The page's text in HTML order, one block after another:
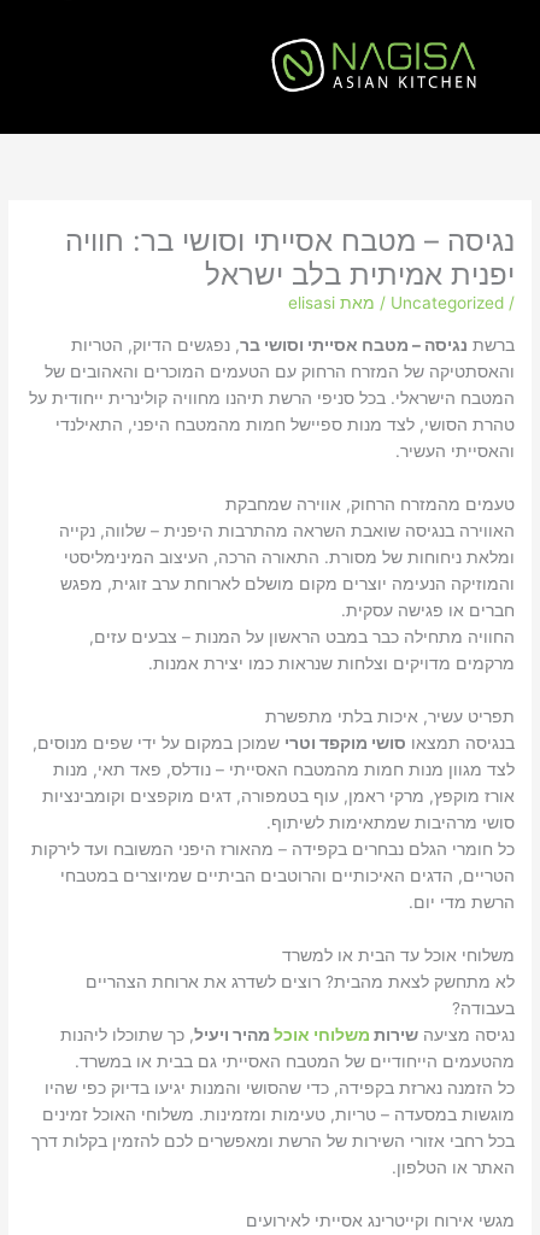
נגיסה – מטבח אסייתי וסושי בר: חוויה
יפנית אמיתית בלב ישראל
/
Uncategorized / מאתelisasi
ברשת נגיסה – מטבח אסייתי וסושי בר, נפגשים הדיוק, הטריות
והאסתטיקה של המזרח הרחוק עם הטעמים המוכרים והאהובים של
המטבח הישראלי. בכל סניפי הרשת תיהנו מחוויה קולינרית ייחודית על
טהרת הסושי, לצד מנות ספיישל חמות מהמטבח היפני, התאילנדי
והאסייתי העשיר.
טעמים מהמזרח הרחוק, אווירה שמחבקת
האווירה בנגיסה שואבת השראה מהתרבות היפנית – שלווה, נקייה
ומלאת ניחוחות של מסורת. התאורה הרכה, העיצוב המינימליסטי
והמוזיקה הנעימה יוצרים מקום מושלם לארוחת ערב זוגית, מפגש
חברים או פגישה עסקית.
החוויה מתחילה כבר במבט הראשון על המנות – צבעים עזים,
מרקמים מדויקים וצלחות שנראות כמו יצירת אמנות.
תפריט עשיר, איכות בלתי מתפשרת
בנגיסה תמצאו סושי מוקפד וטרי שמוכן במקום על ידי שפים מנוסים,
לצד מגוון מנות חמות מהמטבח האסייתי – נודלס, פאד תאי, מנות
אורז מוקפץ, מרקי ראמן, עוף בטמפורה, דגים מוקפצים וקומבינציות
סושי מרהיבות שמתאימות לשיתוף.
כל חומרי הגלם נבחרים בקפידה – מהאורז היפני המשובח ועד לירקות
הטריים, הדגים האיכותיים והרוטבים הביתיים שמיוצרים במטבחי
הרשת מדי יום.
משלוחי אוכל עד הבית או למשרד
לא מתחשק לצאת מהבית? רוצים לשדרג את ארוחת הצהריים
בעבודה?
נגיסה מציעהשירות משלוחי אוכל מהיר ויעיל, כך שתוכלו ליהנות
מהטעמים הייחודיים של המטבח האסייתי גם בבית או במשרד.
כל הזמנה נארזת בקפידה, כדי שהסושי והמנות יגיעו בדיוק כפי שהיו
מוגשות במסעדה – טריות, טעימות ומזמינות. משלוחי האוכל זמינים
בכל רחבי אזורי השירות של הרשת ומאפשרים לכם להזמין בקלות דרך
האתר או הטלפון.
מגשי אירוח וקייטרינג אסייתי לאירועים